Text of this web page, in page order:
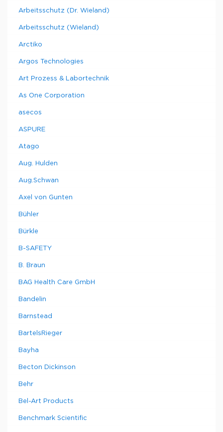
Arbeitsschutz (Dr. Wieland)
Arbeitsschutz (Wieland)
Arctiko
Argos Technologies
Art Prozess & Labortechnik
As One Corporation
asecos
ASPURE
Atago
Aug. Hulden
Aug.Schwan
Axel von Gunten
Bühler
Bürkle
B-SAFETY
B. Braun
BAG Health Care GmbH
Bandelin
Barnstead
BartelsRieger
Bayha
Becton Dickinson
Behr
Bel-Art Products
Benchmark Scientific